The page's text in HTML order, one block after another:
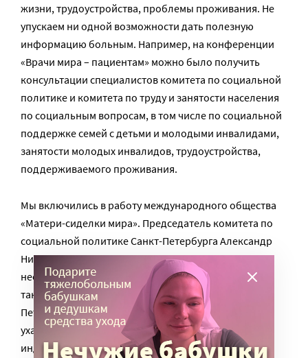
жизни, трудоустройства, проблемы проживания. Не
упускаем ни одной возможности дать полезную
информацию больным. Например, на конференции
«Врачи мира – пациентам» можно было получить
консультации специалистов комитета по социальной
политике и комитета по труду и занятости населения
по социальным вопросам, в том числе по социальной
поддержке семей с детьми и молодыми инвалидами,
занятости молодых инвалидов, трудоустройства,
поддерживаемого проживания.
Мы включились в работу международного общества
«Матери-сиделки мира». Председатель комитета по
социальной политике Санкт-Петербурга Александр
Николаевич Ржаненков полностью поддержал
необходимость новой социальной меры, о которой
так давно говорили в ГАООРДИ. Наконец в Санкт-
Петербурге вводится пособие для матерей,
ухаживающих за ребёнком-инвалидом, у которого в
индивидуальной программе реабилитации